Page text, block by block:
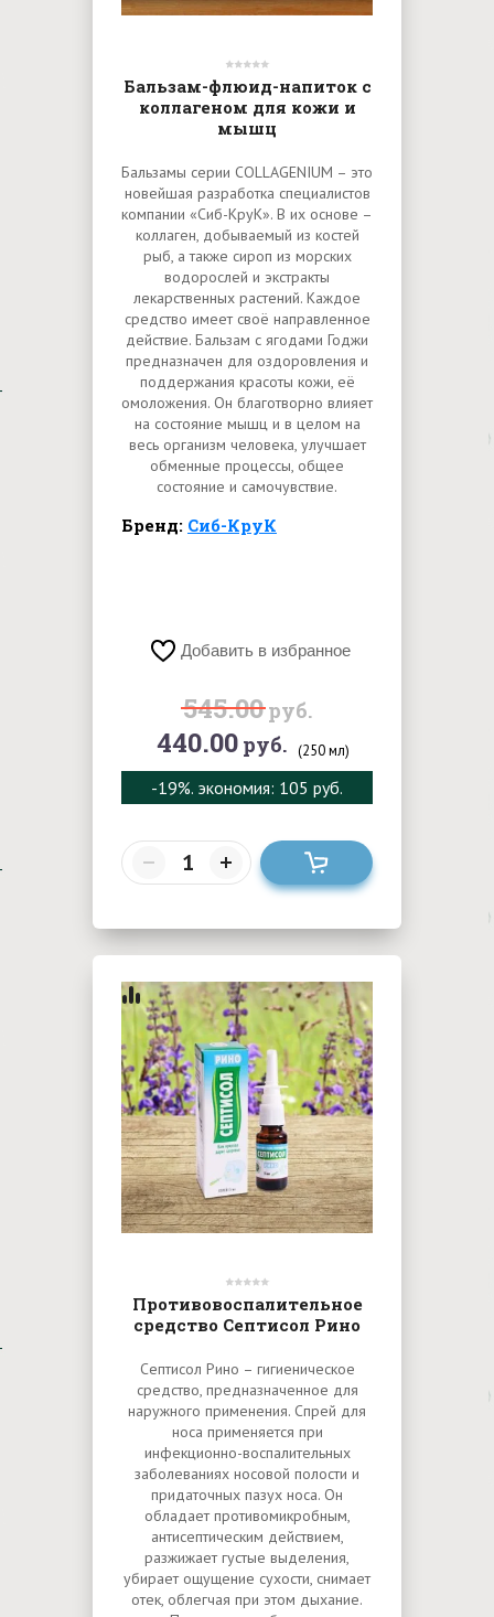
Бальзам-флюид-напиток с
коллагеном для кожи и
мышц
Бальзамы серии COLLAGENIUM – это
новейшая разработка специалистов
компании «Сиб-КруК». В их основе –
коллаген, добываемый из костей
рыб, а также сироп из морских
водорослей и экстракты
лекарственных растений. Каждое
средство имеет своё направленное
действие. Бальзам с ягодами Годжи
предназначен для оздоровления и
поддержания красоты кожи, её
омоложения. Он благотворно влияет
на состояние мышц и в целом на
весь организм человека, улучшает
обменные процессы, общее
состояние и самочувствие.
Бренд: Сиб-КруК
Добавить в избранное
545.00руб.
440.00руб. (250 мл)
-19%. экономия: 105 руб.
Противовоспалительное
средство Септисол Рино
Септисол Рино – гигиеническое
средство, предназначенное для
наружного применения. Спрей для
носа применяется при
инфекционно-воспалительных
заболеваниях носовой полости и
придаточных пазух носа. Он
обладает противомикробным,
антисептическим действием,
разжижает густые выделения,
убирает ощущение сухости, снимает
отек, облегчая при этом дыхание.